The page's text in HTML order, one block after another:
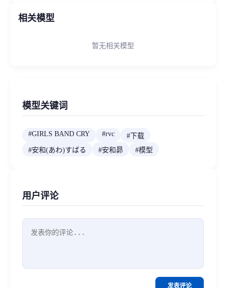
相关模型
暂无相关模型
模型关键词
#GIRLS BAND CRY #rvc # 下载
#安和(あわ)すばる #安和昴 #模型
用户评论
发表评论